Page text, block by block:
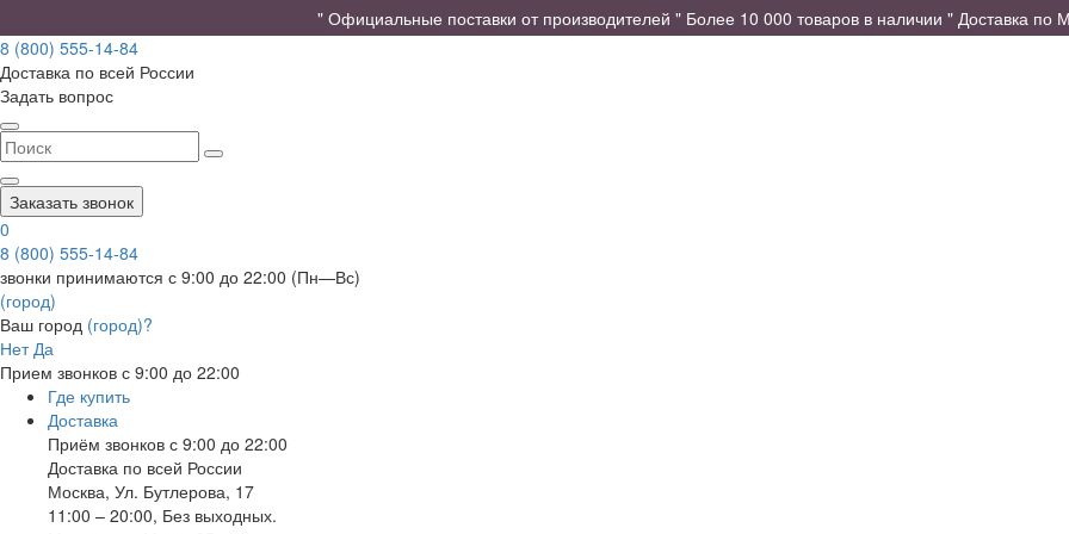
" Официальные поставки от производителей " Более 10 000 товаров в наличии " Доставка по
8 (800) 555-14-84
Доставка по всей России
Задать вопрос
Заказать звонок
0
8 (800) 555-14-84
звонки принимаются с 9:00 до 22:00 (Пн—Вс)
(город)
Ваш город (город)?
Нет Да
Прием звонков с 9:00 до 22:00
Где купить
Доставка
Приём звонков с 9:00 до 22:00
Доставка по всей России
Москва, Ул. Бутлерова, 17
11:00 – 20:00, Без выходных.